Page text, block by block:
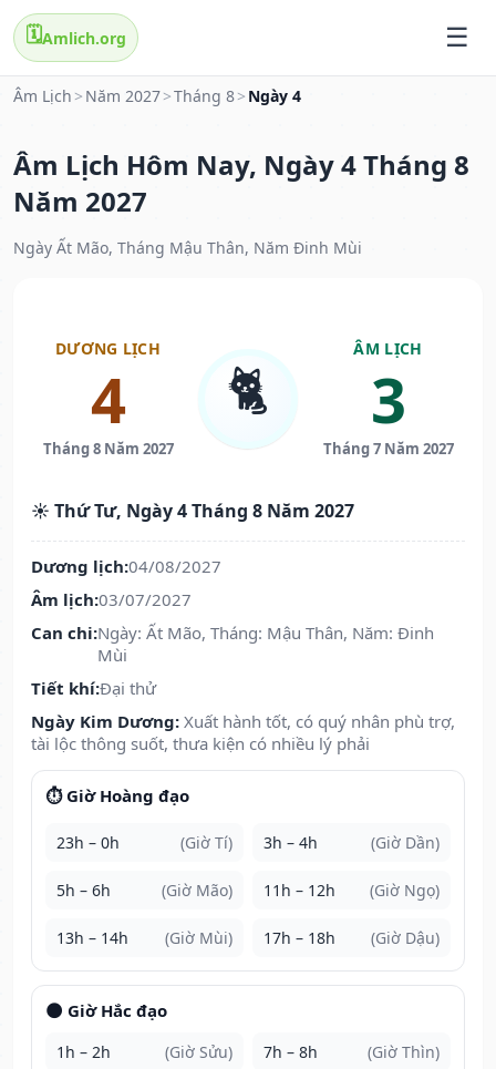
🗓️Amlich.org
Âm Lịch > Năm 2027>Tháng 8> Ngày 4
Âm Lịch Hôm Nay, Ngày 4 Tháng 8
Năm 2027
Ngày Ất Mão, Tháng Mậu Thân, Năm Đinh Mùi
DƯƠNG LỊCH
4
Tháng 8 Năm 2027
🐈
ÂM LỊCH
3
Tháng 7 Năm 2027
☀️ Thứ Tư, Ngày 4 Tháng 8 Năm 2027
Dương lịch:04/08/2027
Âm lịch:03/07/2027
Can chi:Ngày: Ất Mão, Tháng: Mậu Thân, Năm: Đinh
Mùi
Tiết khí:Đại thử
Ngày Kim Dương: Xuất hành tốt, có quý nhân phù trợ,
tài lộc thông suốt, thưa kiện có nhiều lý phải
⏱️ Giờ Hoàng đạo
23h – 0h (Giờ Tí) 3h – 4h (Giờ Dần)
5h – 6h (Giờ Mão) 11h – 12h (Giờ Ngọ)
13h – 14h (Giờ Mùi) 17h – 18h (Giờ Dậu)
🌑 Giờ Hắc đạo
1h – 2h (Giờ Sửu) 7h – 8h (Giờ Thìn)